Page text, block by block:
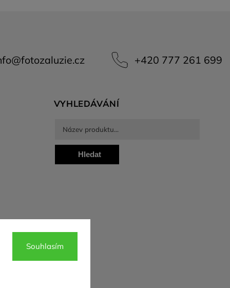
Souhlasím
@fotozaluzie.cz +420 777 261 699
VYHLEDÁVÁNÍ
Hledat